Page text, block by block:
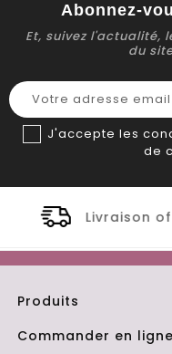
Abonnez-
Et, suivez l'actualité,
du
J'accepte les
de
Produits
Commander en ligne